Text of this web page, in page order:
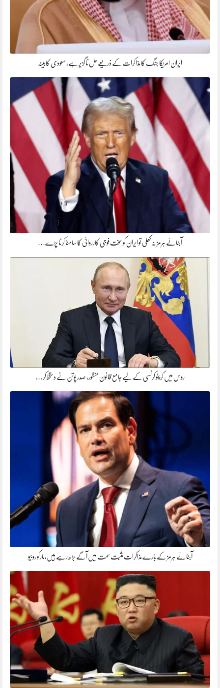
ایران امریکا جنگ کا مذاکرات کے ذریعے حل ناگزیر ہے، سعودی کابینہ
آبنائے ہرمز نہ کھلی تو ایران کو سخت فوجی کارروائی کا سامنا کرنا پڑے…
روس میں کرپٹو کرنسی کے لیے جامع قانون منظور، صدر پوتن نے دستخط کر…
آبنائے ہرمز کے بارے مذاکرات مثبت سمت میں آگے بڑھ رہے ہیں،مارکو روبیو